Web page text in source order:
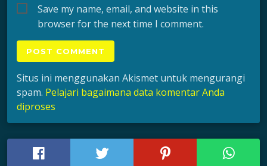
Save my name, email, and website in this
browser for the next time I comment.
Situs ini menggunakan Akismet untuk mengurangi
spam. Pelajari bagaimana data komentar Anda
diproses